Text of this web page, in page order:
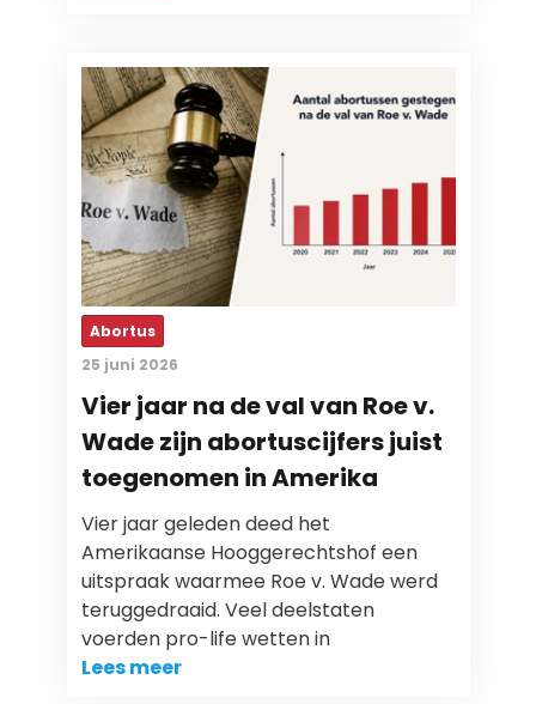
Abortus
25 juni 2026
Vier jaar na de val van Roe v.
Wade zijn abortuscijfers juist
toegenomen in Amerika
Vier jaar geleden deed het
Amerikaanse Hooggerechtshof een
uitspraak waarmee Roe v. Wade werd
teruggedraaid. Veel deelstaten
voerden pro-life wetten in
Lees meer